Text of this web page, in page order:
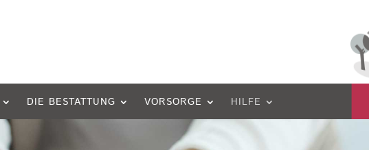
DIE BESTATTUNG VORSORGE HILFE